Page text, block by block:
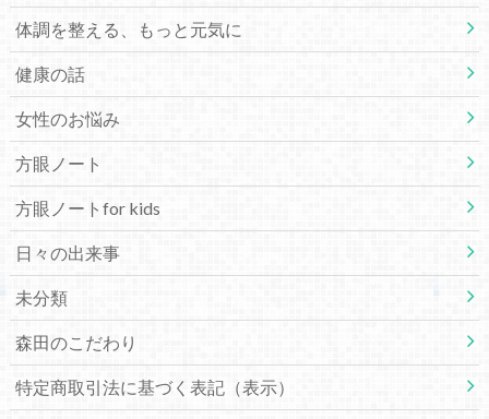
体調を整える、もっと元気に
健康の話
女性のお悩み
方眼ノート
方眼ノートfor kids
日々の出来事
未分類
森田のこだわり
特定商取引法に基づく表記（表示）